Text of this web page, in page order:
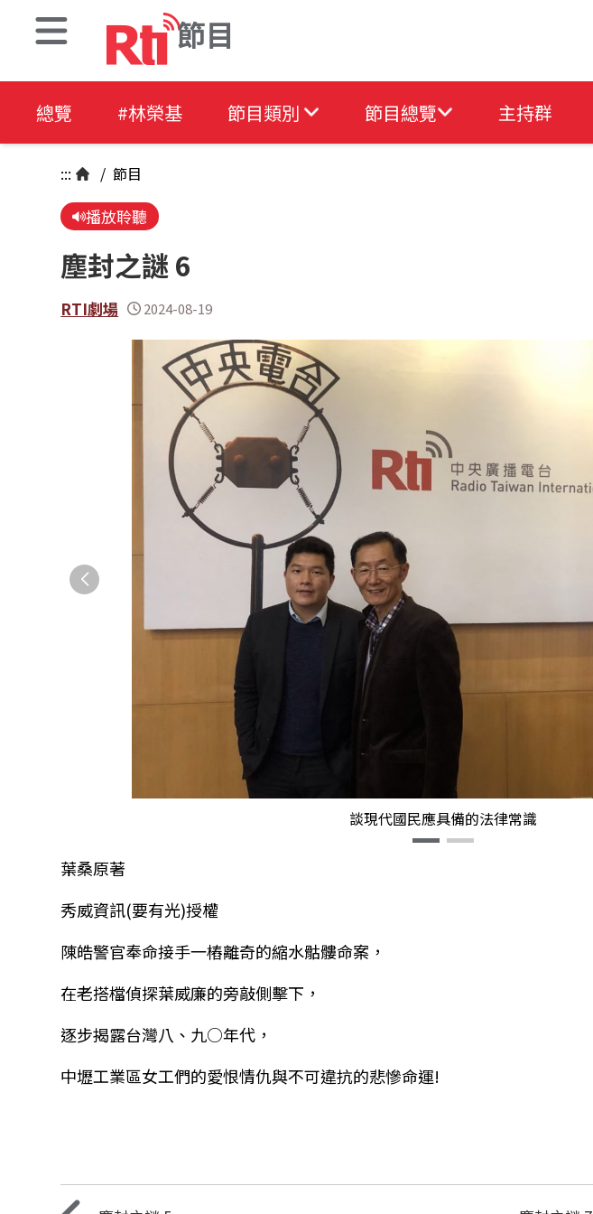
節目
總覽 #林榮基 節目類別 節目總覽 主持群
::: / 節目
播放聆聽
塵封之謎 6
RTI劇場 2024-08-19
談現代國民應具備的法律常識
葉桑原著
秀威資訊(要有光)授權
陳皓警官奉命接手一樁離奇的縮水骷髏命案，
在老搭檔偵探葉威廉的旁敲側擊下，
逐步揭露台灣八、九○年代，
中壢工業區女工們的愛恨情仇與不可違抗的悲慘命運!